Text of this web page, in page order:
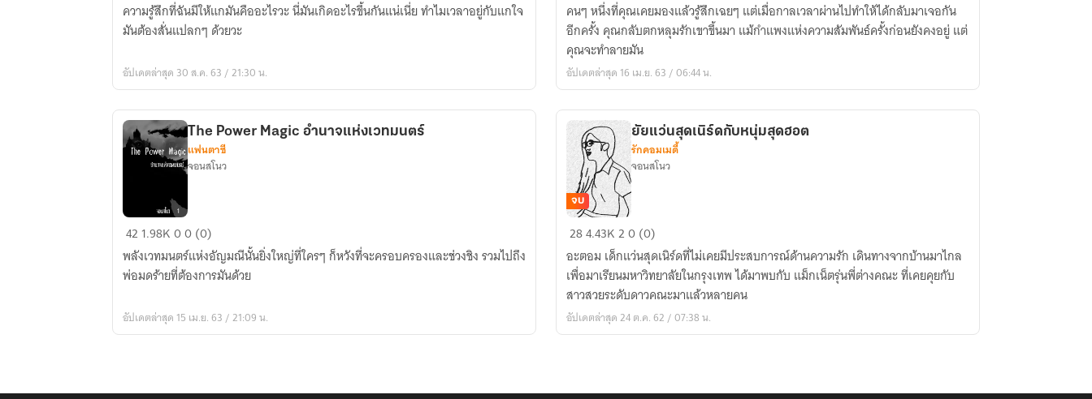
Heart
อย่า
เขา
ความรู้สึกที่ฉันมีให้แกมันคืออะไรวะ นี่มันเกิดอะไรขึ้นกันแน่เนี่ย ทำไมเวลาอยู่กับแกใจ
มันต้องสั่นแปลกๆ ด้วยวะ
อัปเดตล่าสุด 30 ส.ค. 63 / 21:30 น.
ผม
ไม่
เคย
น่า
มา
ก่อน
คนๆ หนึ่งที่คุณเคยมองแล้วรู้สึกเฉยๆ แต่เมื่อกาลเวลาผ่านไปทำให้ได้กลับมาเจอกัน
อีกครั้ง คุณกลับตกหลุมรักเขาขึ้นมา แม้กำแพงแห่งความสัมพันธ์ครั้งก่อนยังคงอยู่ แต่
คุณจะทำลายมัน
อัปเดตล่าสุด 16 เม.ย. 63 / 06:44 น.
The
Power
Magic
อำนาจ
เวทมนตร์
The Power Magic อำนาจแห่งเวทมนตร์
แฟนตาซี
จอนสโนว
42 1.98K00 (0)
พลังเวทมนตร์แห่งอัญมณีนั้นยิ่งใหญ่ที่ใครๆ ก็หวังที่จะครอบครองและช่วงชิง รวมไปถึง
พ่อมดร้ายที่ต้องการมันด้วย
อัปเดตล่าสุด 15 เม.ย. 63 / 21:09 น.
ยัย
สุด
เนิร์
ดกับ
หนุ่ม
จบ
ยัยแว่นสุดเนิร์ดกับหนุ่มสุดฮอต
รักคอมเมดี้
จอนสโนว
284.43K20 (0)
อะตอม เด็กแว่นสุดเนิร์ดที่ไม่เคยมีประสบการณ์ด้านความรัก เดินทางจากบ้านมาไกล
เพื่อมาเรียนมหาวิทยาลัยในกรุงเทพ ได้มาพบกับ แม็กเน็ตรุ่นพี่ต่างคณะ ที่เคยคุยกับ
สาวสวยระดับดาวคณะมาแล้วหลายคน
อัปเดตล่าสุด 24 ต.ค. 62 / 07:38 น.